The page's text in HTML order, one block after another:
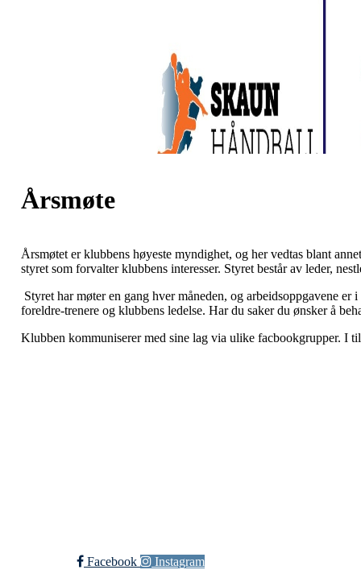
Årsmøte
Årsmøtet er klubbens høyeste myndighet, og her vedtas blant
styret som forvalter klubbens interesser. Styret består av leder,
Styret har møter en gang hver måneden, og arbeidsoppgavene
foreldre-trenere og klubbens ledelse. Har du saker du ønsker å
Klubben kommuniserer med sine lag via ulike facbookgrupper. I
Facebook Instagram